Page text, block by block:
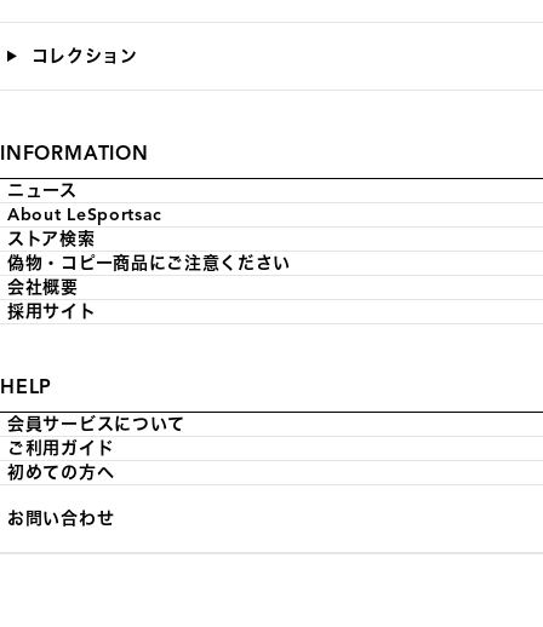
コレクション
INFORMATION
ニュース
About LeSportsac
ストア検索
偽物・コピー商品にご注意ください
会社概要
採用サイト
HELP
会員サービスについて
ご利用ガイド
初めての方へ
お問い合わせ